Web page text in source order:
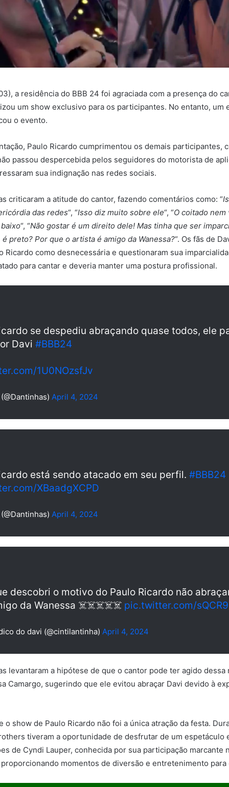
a residência do BBB 24 foi agraciada com a presença do
um show exclusivo para os participantes. No entanto, um
o evento.
Paulo Ricardo cumprimentou os demais participantes,
passou despercebida pelos seguidores do motorista de
sua indignação nas redes sociais.
criticaram a atitude do cantor, fazendo comentários como: “
das redes“, “Isso diz muito sobre ele“, “O coitado
“, “Não gostar é um direito dele! Mas tinha que ser
preto? Por que o artista é amigo da Wanessa?“. Os fãs de
Ricardo como desnecessária e questionaram sua
para cantar e deveria manter uma postura profissional.
se despediu abraçando quase todos, ele
Davi #BBB24
1U0NOzsfJv
April 4, 2024
está sendo atacado em seu perfil. #BBB24
XBaadgXCPD
April 4, 2024
descobri o motivo do Paulo Ricardo não
da Wanessa ☠️☠️☠️☠️☠️ pic.twitter.com/
do davi (@cintilantinha) April 4, 2024
levantaram a hipótese de que o cantor pode ter agido dessa
Camargo, sugerindo que ele evitou abraçar Davi devido à
o show de Paulo Ricardo não foi a única atração da festa.
tiveram a oportunidade de desfrutar de um espetáculo
de Cyndi Lauper, conhecida por sua participação marcante
proporcionando momentos de diversão e entretenimento